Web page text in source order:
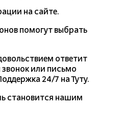
на сайте.
помогут выбрать
ответит
или письмо
24/7 на Туту.
становится нашим